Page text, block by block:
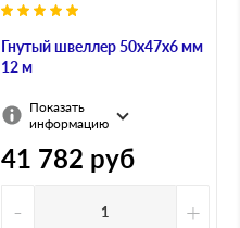
Гнутый швеллер 50х47х6 мм
12 м
Показать
информацию
41 782 руб
-
+